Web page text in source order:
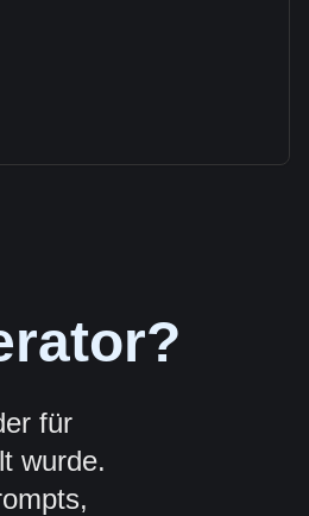
für
wurde.